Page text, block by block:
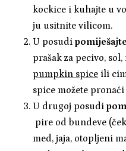
kockice i kuhajte u
ju usitnite vilicom.
U posudi
prašak za pecivo,
pumpkin spice ili
spice možete
U drugoj posudi
pire od bundeve
med, jaja, otopljeni